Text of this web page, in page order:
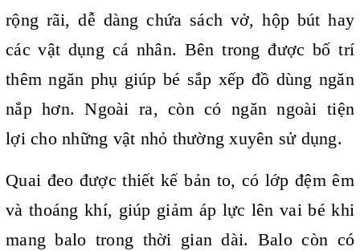
rộng rãi, dễ dàng chứa sách vở, hộp bút hay
các vật dụng cá nhân. Bên trong được bố trí
thêm ngăn phụ giúp bé sắp xếp đồ dùng ngăn
nắp hơn. Ngoài ra, còn có ngăn ngoài tiện
lợi cho những vật nhỏ thường xuyên sử dụng.
Quai đeo được thiết kế bản to, có lớp đệm êm
và thoáng khí, giúp giảm áp lực lên vai bé khi
mang balo trong thời gian dài. Balo còn có